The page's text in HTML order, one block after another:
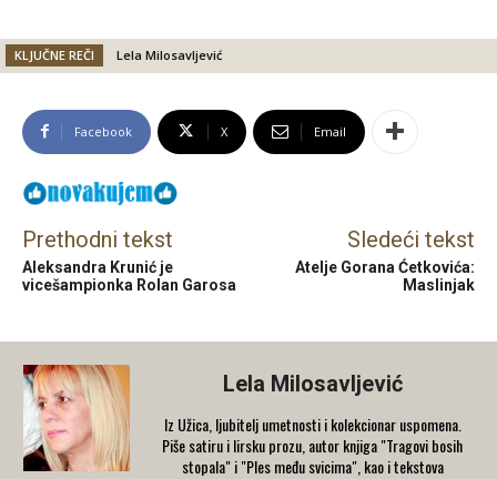
KLJUČNE REČI Lela Milosavljević
Facebook X Email
Prethodni tekst
Aleksandra Krunić je
vicešampionka Rolan Garosa
Sledeći tekst
Atelje Gorana Ćetkovića:
Maslinjak
Lela Milosavljević
Iz Užica, ljubitelj umetnosti i kolekcionar uspomena.
Piše satiru i lirsku prozu, autor knjiga "Tragovi bosih
stopala" i "Ples među svicima", kao i tekstova